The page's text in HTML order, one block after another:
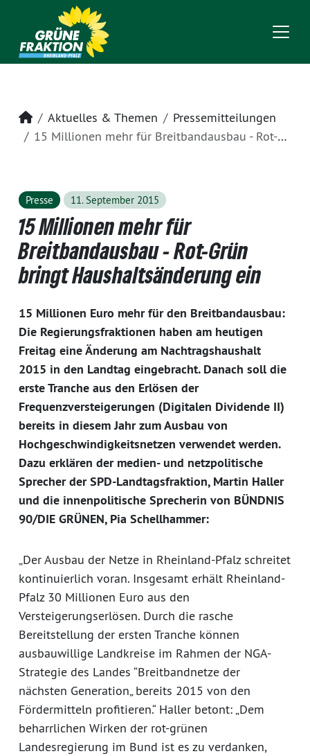
Startseite
Aktuelles & Themen
Pressemitteilungen
15 Millionen mehr für Breitbandausbau - Rot-Grün bringt Haushaltsänderung ein
Presse 11. September 2015
15 Millionen mehr für
Breitbandausbau - Rot-Grün
bringt Haushaltsänderung ein
15 Millionen Euro mehr für den Breitbandausbau:
Die Regierungsfraktionen haben am heutigen
Freitag eine Änderung am Nachtragshaushalt
2015 in den Landtag eingebracht. Danach soll die
erste Tranche aus den Erlösen der
Frequenzversteigerungen (Digitalen Dividende II)
bereits in diesem Jahr zum Ausbau von
Hochgeschwindigkeitsnetzen verwendet werden.
Dazu erklären der medien- und netzpolitische
Sprecher der SPD-Landtagsfraktion, Martin Haller
und die innenpolitische Sprecherin von BÜNDNIS
90/DIE GRÜNEN, Pia Schellhammer:
„Der Ausbau der Netze in Rheinland-Pfalz schreitet
kontinuierlich voran. Insgesamt erhält Rheinland-
Pfalz 30 Millionen Euro aus den
Versteigerungserlösen. Durch die rasche
Bereitstellung der ersten Tranche können
ausbauwillige Landkreise im Rahmen der NGA-
Strategie des Landes “Breitbandnetze der
nächsten Generation„ bereits 2015 von den
Fördermitteln profitieren.“ Haller betont: „Dem
beharrlichen Wirken der rot-grünen
Landesregierung im Bund ist es zu verdanken,